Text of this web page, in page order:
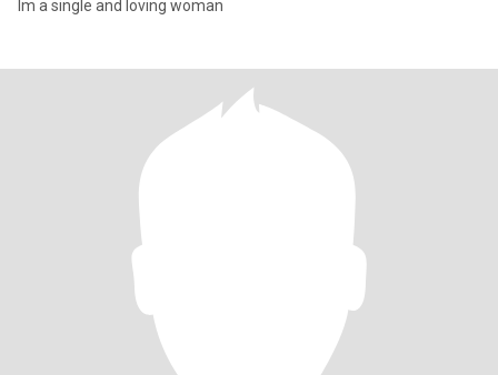
Im a single and loving woman